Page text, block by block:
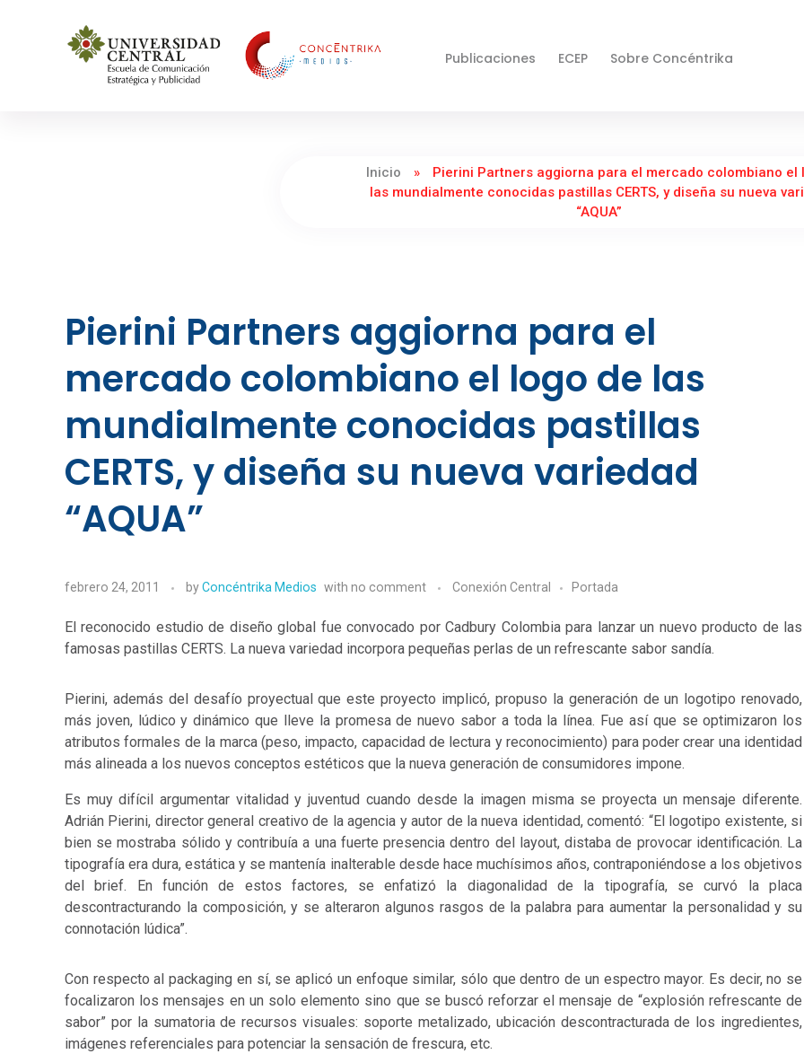
Publicaciones ECEP Sobre Concéntrika
Inicio »
Pierini Partners aggiorna para el mercado colombiano el
las mundialmente conocidas pastillas CERTS, y diseña su nueva
“AQUA”
Pierini Partners aggiorna para el
mercado colombiano el logo de las
mundialmente conocidas pastillas
CERTS, y diseña su nueva variedad
“AQUA”
febrero 24, 2011 byConcéntrika Medios with no comment Conexión Central Portada
El reconocido estudio de diseño global fue convocado por Cadbury Colombia para lanzar un nuevo producto de las
famosas pastillas CERTS. La nueva variedad incorpora pequeñas perlas de un refrescante sabor sandía.
Pierini, además del desafío proyectual que este proyecto implicó, propuso la generación de un logotipo renovado,
más joven, lúdico y dinámico que lleve la promesa de nuevo sabor a toda la línea. Fue así que se optimizaron los
atributos formales de la marca (peso, impacto, capacidad de lectura y reconocimiento) para poder crear una identidad
más alineada a los nuevos conceptos estéticos que la nueva generación de consumidores impone.
Es muy difícil argumentar vitalidad y juventud cuando desde la imagen misma se proyecta un mensaje diferente.
Adrián Pierini, director general creativo de la agencia y autor de la nueva identidad, comentó: “El logotipo existente, si
bien se mostraba sólido y contribuía a una fuerte presencia dentro del layout, distaba de provocar identificación. La
tipografía era dura, estática y se mantenía inalterable desde hace muchísimos años, contraponiéndose a los objetivos
del brief. En función de estos factores, se enfatizó la diagonalidad de la tipografía, se curvó la placa
descontracturando la composición, y se alteraron algunos rasgos de la palabra para aumentar la personalidad y su
connotación lúdica”.
Con respecto al packaging en sí, se aplicó un enfoque similar, sólo que dentro de un espectro mayor. Es decir, no se
focalizaron los mensajes en un solo elemento sino que se buscó reforzar el mensaje de “explosión refrescante de
sabor” por la sumatoria de recursos visuales: soporte metalizado, ubicación descontracturada de los ingredientes,
imágenes referenciales para potenciar la sensación de frescura, etc.